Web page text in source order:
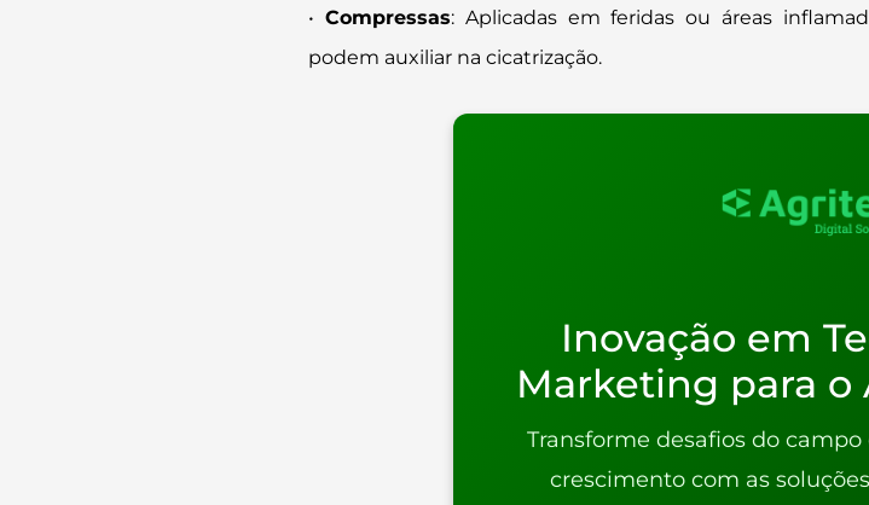
•Compressas: Aplicadas em feridas ou áreas
podem auxiliar na cicatrização.
Inovação em
Marketing para o
Transforme desafios do
crescimento com as